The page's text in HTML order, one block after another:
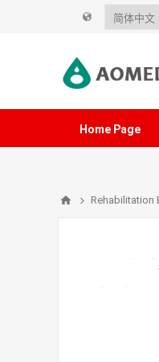
Home Page
Rehabilitation